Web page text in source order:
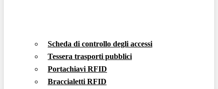
Scheda di controllo degli accessi
Tessera trasporti pubblici
Portachiavi RFID
Braccialetti RFID